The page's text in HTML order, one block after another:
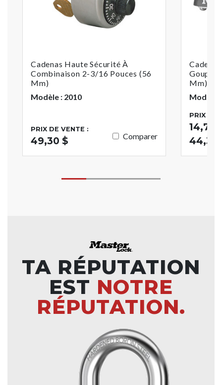
Cadenas Haute Sécurité À
Combinaison 2-3/16 Pouces (56
Mm)
Modèle : 2010
PRIX DE VENTE :
49,30 $ Comparer
Mm) De
Modèle :
PRIX DE
14,70
44,38
TA RÉPUTATION
EST NOTRE
RÉPUTATION.